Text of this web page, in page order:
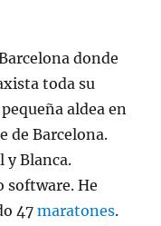
donde
toda su
aldea en
de Barcelona.
y Blanca.
software. He
47maratones.